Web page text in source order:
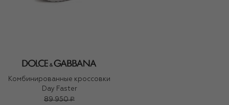
Комбинированные кроссовки
Day Faster
89 950 ₽